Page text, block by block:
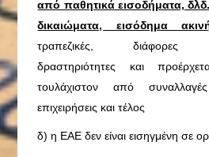
από παθητικά εισοδήματα,
δικαιώματα, εισόδημα
τραπεζικές, διάφορες
δραστηριότητες και
τουλάχιστον από
επιχειρήσεις και τέλος
δ) η ΕΑΕ δεν είναι εισηγμένη σε